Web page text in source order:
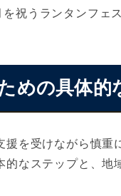
祝うランタンフェ
めの具体的
を受けながら慎重
なステップと、地